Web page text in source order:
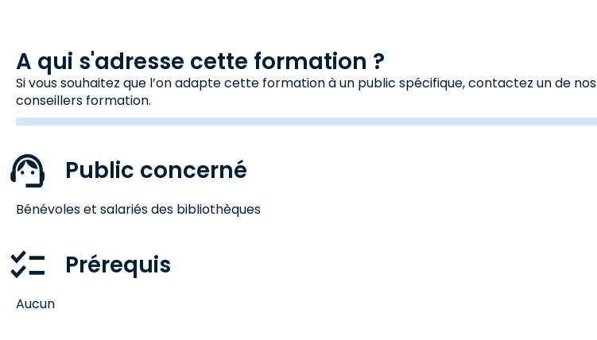
A qui s'adresse cette formation ?
Si vous souhaitez que l’on adapte cette formation à un public spécifique, contactez un de nos
conseillers formation.
Public concerné
Bénévoles et salariés des bibliothèques
Prérequis
Aucun